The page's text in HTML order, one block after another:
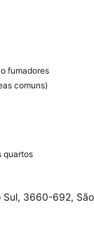
fumadores
comuns)
quartos
Sul, 3660-692, São